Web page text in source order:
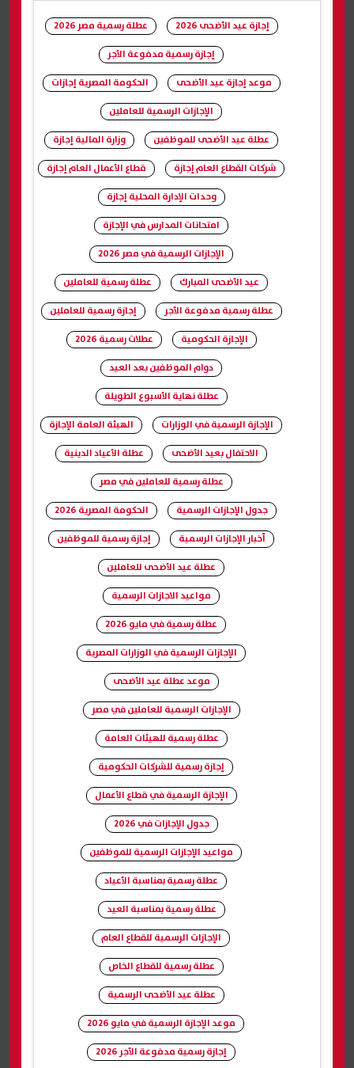
إجازة عيد الأضحى 2026
عطلة رسمية مصر 2026
إجازة رسمية مدفوعة الأجر
موعد إجازة عيد الأضحى
الحكومة المصرية إجازات
الإجازات الرسمية للعاملين
عطلة عيد الأضحى للموظفين
وزارة المالية إجازة
شركات القطاع العام إجازة
قطاع الأعمال العام إجازة
وحدات الإدارة المحلية إجازة
امتحانات المدارس في الإجازة
الإجازات الرسمية في مصر 2026
عيد الأضحى المبارك
عطلة رسمية للعاملين
عطلة رسمية مدفوعة الأجر
إجازة رسمية للعاملين
الإجازة الحكومية
عطلات رسمية 2026
دوام الموظفين بعد العيد
عطلة نهاية الأسبوع الطويلة
الإجازة الرسمية في الوزارات
الهيئة العامة الإجازة
الاحتفال بعيد الأضحى
عطلة الأعياد الدينية
عطلة رسمية للعاملين في مصر
جدول الإجازات الرسمية
الحكومة المصرية 2026
أخبار الإجازات الرسمية
إجازة رسمية للموظفين
عطلة عيد الأضحى للعاملين
مواعيد الاجازات الرسمية
عطلة رسمية في مايو 2026
الإجازات الرسمية في الوزارات المصرية
موعد عطلة عيد الأضحى
الإجازات الرسمية للعاملين في مصر
عطلة رسمية للهيئات العامة
إجازة رسمية للشركات الحكومية
الإجازة الرسمية في قطاع الأعمال
جدول الإجازات في 2026
مواعيد الإجازات الرسمية للموظفين
عطلة رسمية بمناسبة الأعياد
عطلة رسمية بمناسبة العيد
الإجازات الرسمية للقطاع العام
عطلة رسمية للقطاع الخاص
عطلة عيد الأضحى الرسمية
موعد الإجازة الرسمية في مايو 2026
إجازة رسمية مدفوعة الأجر 2026